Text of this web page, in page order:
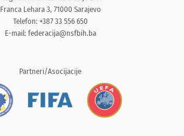
Franca Lehara 3, 71000 Sarajevo
Telefon: +387 33 556 650
E-mail: federacija@nsfbih.ba
Partneri/Asocijacije